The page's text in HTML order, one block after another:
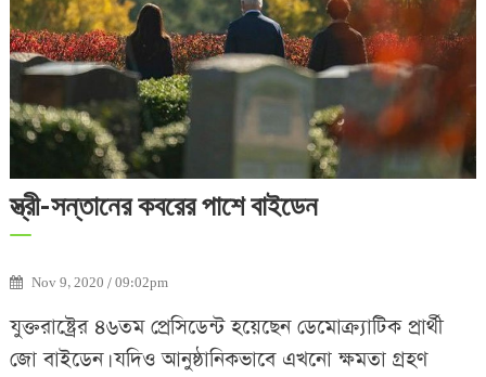
স্ত্রী-সন্তানের কবরের পাশে বাইডেন
Nov 9, 2020 / 09:02pm
যুক্তরাষ্ট্রের ৪৬তম প্রেসিডেন্ট হয়েছেন ডেমোক্র্যাটিক প্রার্থী
জো বাইডেন। যদিও আনুষ্ঠানিকভাবে এখনো ক্ষমতা গ্রহণ